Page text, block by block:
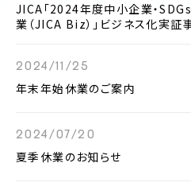
JICA「2024年度中小企業・
業（JICA Biz）」ビジネス化実証
2024/11/25
年末年始休業のご案内
2024/07/20
夏季休業のお知らせ